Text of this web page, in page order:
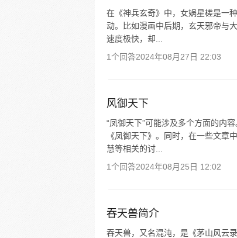
在《神兵玄奇》中，女娲星槎是一
动。比如漫画中后期，玄天邪帝与
速度极快，却...
1个回答2024年08月27日 22:03
风御天下
“凤御天下”可能涉及多个方面的内
《凤御天下》。同时，在一些文章
慧等相关的讨...
1个回答2024年08月25日 12:02
吞天兽简介
吞天兽，又名混沌，是《茅山风云